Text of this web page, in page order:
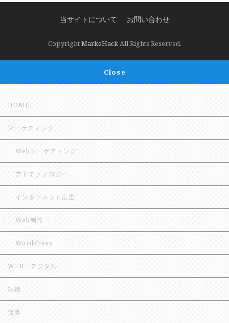
当サイトについて お問い合わせ
CopyrightMarkeHackAll Rights Reserved.
Close
HOME
マーケティング
Webマーケティング
アドテクノロジー
インターネット広告
Web制作
WordPress
WEB・デジタル
転職
仕事